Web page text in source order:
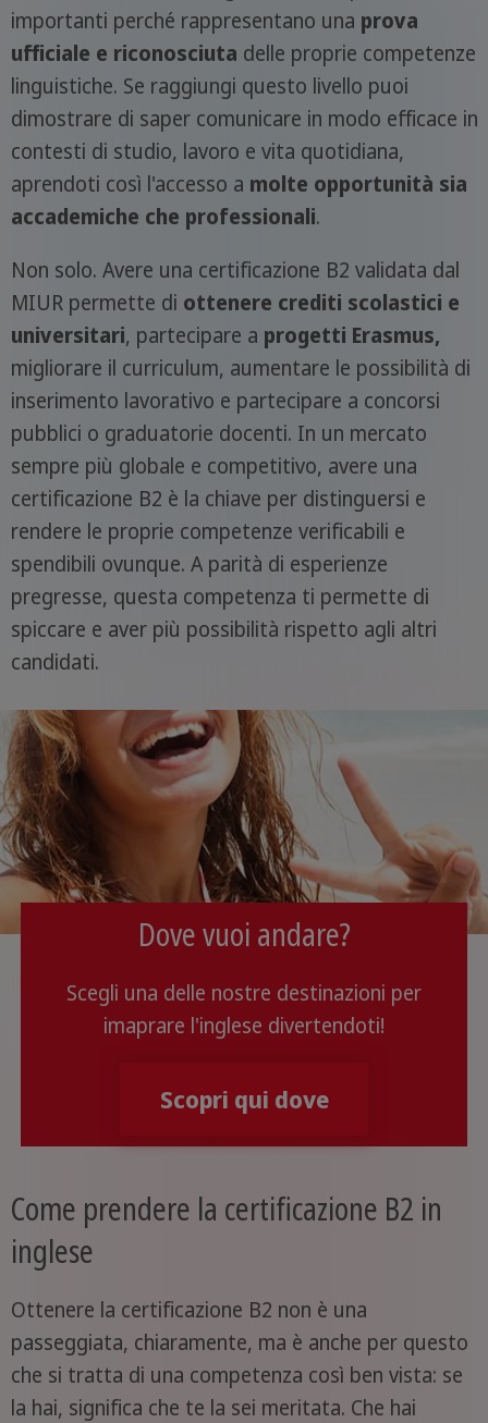
importanti perché rappresentano una prova
ufficiale e riconosciuta delle proprie competenze
linguistiche. Se raggiungi questo livello puoi
dimostrare di saper comunicare in modo efficace in
contesti di studio, lavoro e vita quotidiana,
aprendoti così l'accesso a molte opportunità sia
accademiche che professionali.
Non solo. Avere una certificazione B2 validata dal
MIUR permette di ottenere crediti scolastici e
universitari, partecipare a progetti Erasmus,
migliorare il curriculum, aumentare le possibilità di
inserimento lavorativo e partecipare a concorsi
pubblici o graduatorie docenti. In un mercato
sempre più globale e competitivo, avere una
certificazione B2 è la chiave per distinguersi e
rendere le proprie competenze verificabili e
spendibili ovunque. A parità di esperienze
pregresse, questa competenza ti permette di
spiccare e aver più possibilità rispetto agli altri
candidati.
Dove vuoi andare?
Scegli una delle nostre destinazioni per
imaprare l'inglese divertendoti!
Scopri qui dove
Come prendere la certificazione B2 in
inglese
Ottenere la certificazione B2 non è una
passeggiata, chiaramente, ma è anche per questo
che si tratta di una competenza così ben vista: se
la hai, significa che te la sei meritata. Che hai